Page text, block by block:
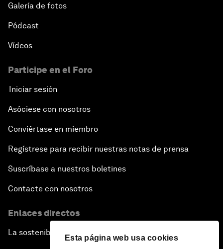
Esta página web usa cookies
Galería de fotos
Pódcast
Vídeos
Participe en el Foro
Iniciar sesión
Asóciese con nosotros
Conviértase en miembro
Regístrese para recibir nuestras notas de prensa
Suscríbase a nuestros boletines
Contacte con nosotros
Enlaces directos
La sostenibilidad en el Foro